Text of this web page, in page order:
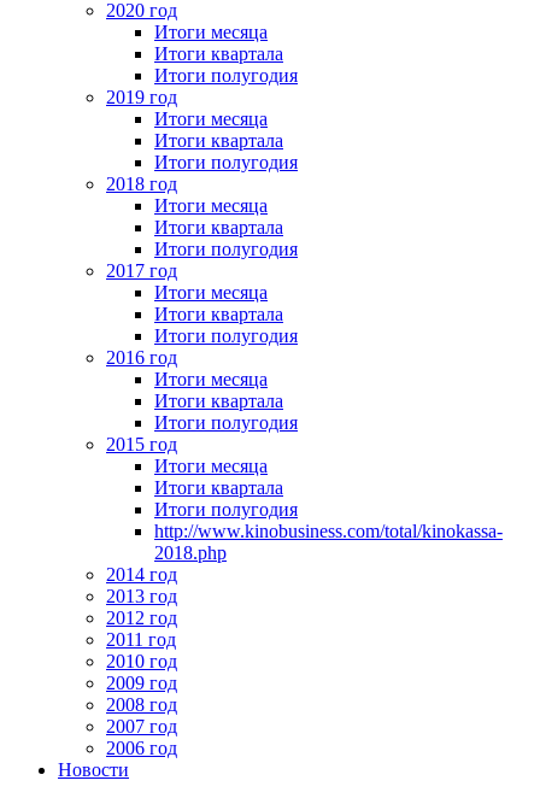
2020 год
Итоги месяца
Итоги квартала
Итоги полугодия
2019 год
Итоги месяца
Итоги квартала
Итоги полугодия
2018 год
Итоги месяца
Итоги квартала
Итоги полугодия
2017 год
Итоги месяца
Итоги квартала
Итоги полугодия
2016 год
Итоги месяца
Итоги квартала
Итоги полугодия
2015 год
Итоги месяца
Итоги квартала
Итоги полугодия
http://www.kinobusiness.com/total/kinokassa-
2018.php
2014 год
2013 год
2012 год
2011 год
2010 год
2009 год
2008 год
2007 год
2006 год
Новости